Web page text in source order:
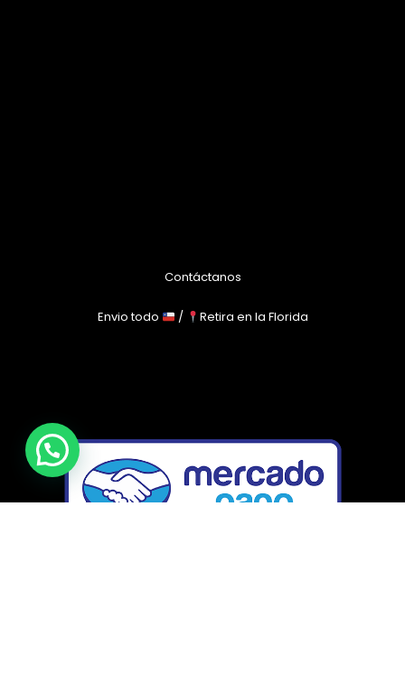
Contáctanos
Envio todo / Retira en la Florida